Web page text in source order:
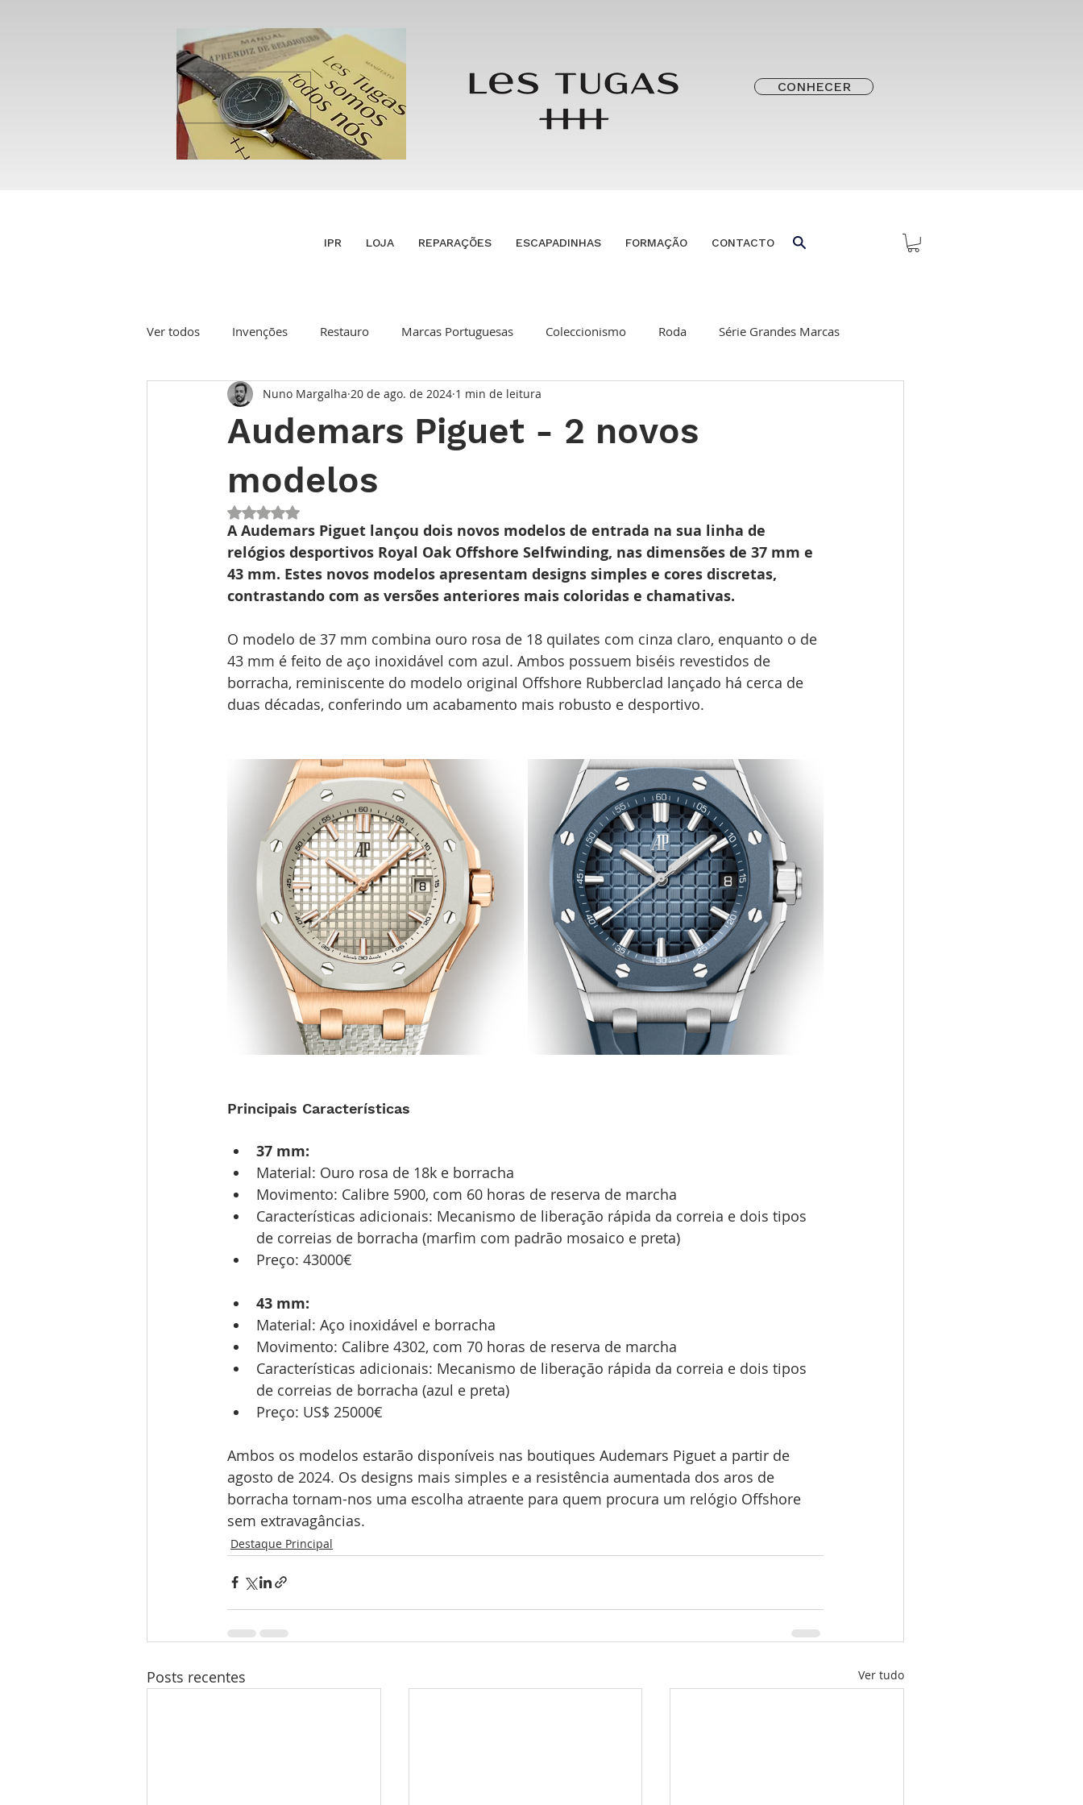
CONHECER
IPR LOJA REPARAÇÕES ESCAPADINHAS FORMAÇÃO CONTACTO
Ver todos Invenções Restauro Marcas Portuguesas Coleccionismo Roda Série Grandes Marcas
Entrevista Destaque Principal Série Solares
TEMPO FUTURO O Inventário
Audemars Piguet - 2 novos
modelos
Nuno Margalha 20 de ago. de 2024 1 min de leitura
Avaliado com NaN de 5 estrelas.
A Audemars Piguet lançou dois novos modelos de entrada na sua linha de
relógios desportivos Royal Oak Offshore Selfwinding, nas dimensões de 37 mm e
43 mm. Estes novos modelos apresentam designs simples e cores discretas,
contrastando com as versões anteriores mais coloridas e chamativas.
O modelo de 37 mm combina ouro rosa de 18 quilates com cinza claro, enquanto o de
43 mm é feito de aço inoxidável com azul. Ambos possuem biséis revestidos de
borracha, reminiscente do modelo original Offshore Rubberclad lançado há cerca de
duas décadas, conferindo um acabamento mais robusto e desportivo.
Principais Características
37 mm:
Material: Ouro rosa de 18k e borracha
Movimento: Calibre 5900, com 60 horas de reserva de marcha
Características adicionais: Mecanismo de liberação rápida da correia e dois tipos
de correias de borracha (marfim com padrão mosaico e preta)
Preço: 43000€
43 mm:
Material: Aço inoxidável e borracha
Movimento: Calibre 4302, com 70 horas de reserva de marcha
Características adicionais: Mecanismo de liberação rápida da correia e dois tipos
de correias de borracha (azul e preta)
Preço: US$ 25000€
Ambos os modelos estarão disponíveis nas boutiques Audemars Piguet a partir de
agosto de 2024. Os designs mais simples e a resistência aumentada dos aros de
borracha tornam-nos uma escolha atraente para quem procura um relógio Offshore
sem extravagâncias.
Destaque Principal
Posts recentes Ver tudo